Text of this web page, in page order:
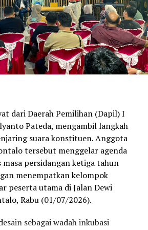
dari Daerah Pemilihan (Dapil) I
Pateda, mengambil langkah
suara konstituen. Anggota
tersebut menggelar agenda
masa persidangan ketiga tahun
menempatkan kelompok
peserta utama di Jalan Dewi
Rabu (01/07/2026).
sebagai wadah inkubasi